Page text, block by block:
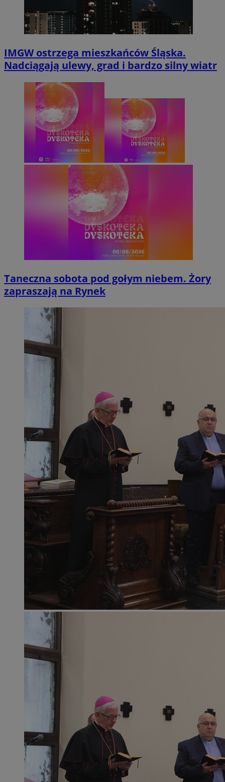
IMGW ostrzega mieszkańców Śląska.
Nadciągają ulewy, grad i bardzo silny wiatr
Taneczna sobota pod gołym niebem. Żory
zapraszają na Rynek